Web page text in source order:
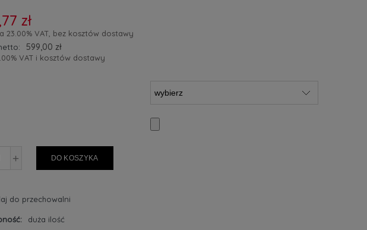
zł
23.00% VAT, bez kosztów dostawy
599,00 zł
VAT i kosztów dostawy
+ DO KOSZYKA
do przechowalni
duża ilość